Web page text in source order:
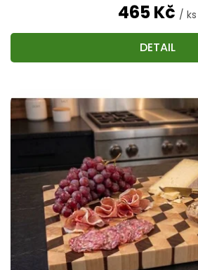
465 Kč / ks
DETAIL